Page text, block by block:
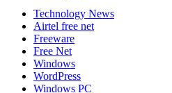
Technology News
Airtel free net
Freeware
Free Net
Windows
WordPress
Windows PC